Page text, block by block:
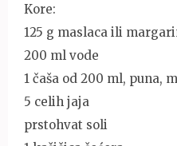
Kore:
125 g maslaca ili
200 ml vode
1 čaša od 200 ml, puna,
5 celih jaja
prstohvat soli